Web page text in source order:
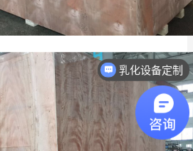
乳化设备定制